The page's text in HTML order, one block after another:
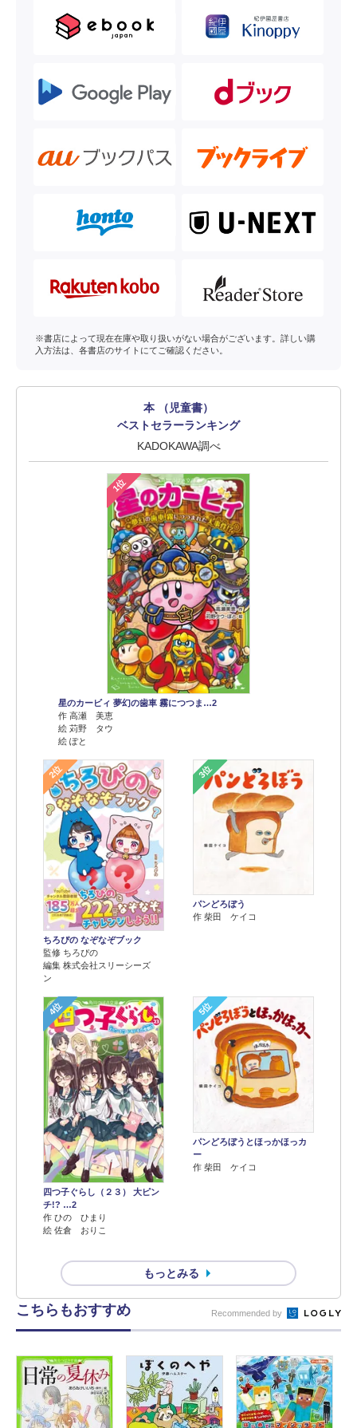
※書店によって現在在庫や取り扱いがない場合がございます。詳しい購
入方法は、各書店のサイトにてご確認ください。
本 （児童書）
ベストセラーランキング
KADOKAWA調べ
1位
星のカービィ 夢幻の歯車 霧につつま…2
作 高瀬 美恵
絵 苅野 タウ
絵 ぽと
2位
ちろぴの なぞなぞブック
監修 ちろぴの
編集 株式会社スリーシーズ
ン
3位
パンどろぼう
作 柴田 ケイコ
4位
四つ子ぐらし（２３） 大ピン
チ!? …2
作 ひの ひまり
絵 佐倉 おりこ
5位
パンどろぼうとほっかほっカ
ー
作 柴田 ケイコ
もっとみる
こちらもおすすめ Recommended by